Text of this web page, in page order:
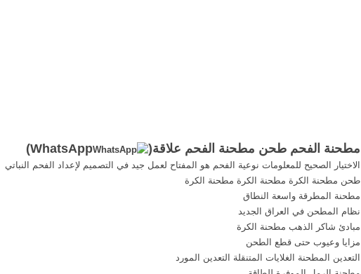
مطحنة الفحم طحن مطحنة الفحم علاقة( WhatsApp
)
الاختيار الصحيح للمعلومات نوعية الفحم هو المفتاح لعمل جيد في التصميم لإعداد الفحم النباتي
طحن مطحنة الكرة مطحنة الكرة مطحنة الكرة
مطحنة المطرقة واسعة النطاق
نظام المطحن في العراق الجديد
مبادئ شاكر الذهب مطحنة الكرة
مزايا وعيوب حتى قطع الطحن
التعدين المطحنة الغلايات المتنقلة التعدين المورد